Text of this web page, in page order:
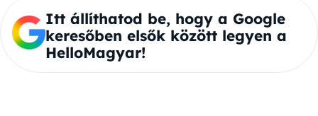
Itt állíthatod be, hogy a Google
keresőben elsők között legyen a
HelloMagyar!